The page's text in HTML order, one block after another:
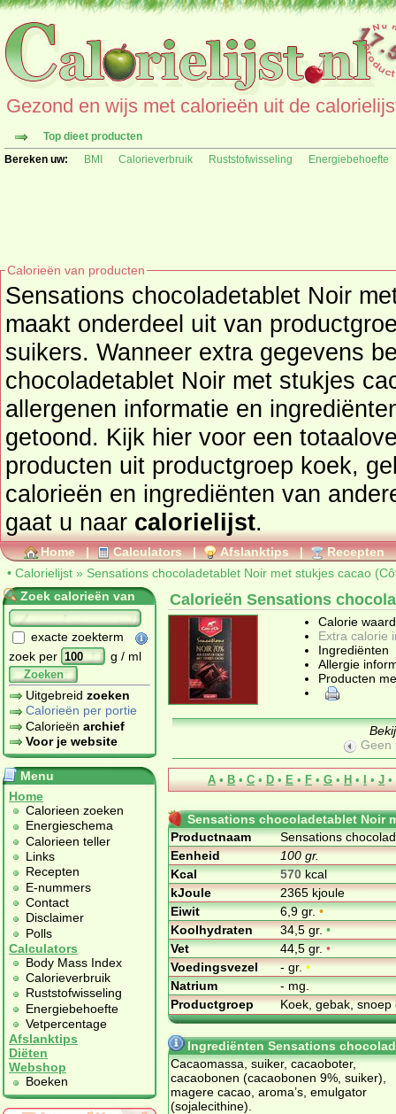
Gezond en wijs met calorieën uit de
Top dieet producten
Bereken uw:
BMI Calorieverbruik Ruststofwisseling Energiebehoefte
Calorieën van producten
Sensations chocoladetablet Noir
maakt onderdeel uit van
suikers. Wanneer extra gegevens bekend zijn van
chocoladetablet Noir met stukjes
allergenen informatie en ingrediënten
getoond. Kijk hier voor een
producten uit productgroep koek,
calorieën en ingrediënten van
gaat u naar calorielijst.
Home | Calculators | Afslanktips | Recepten
• Calorielijst » Sensations chocoladetablet Noir met stukjes cacao
Zoek calorieën van
exacte zoekterm
zoek per
g / ml
Zoeken
Uitgebreid zoeken
Calorieën per portie
Calorieën archief
Voor je website
Menu
Home
Calorieen zoeken
Energieschema
Calorieen teller
Links
Recepten
E-nummers
Contact
Disclaimer
Polls
Calculators
Body Mass Index
Calorieverbruik
Ruststofwisseling
Energiebehoefte
Vetpercentage
Afslanktips
Diëten
Webshop
Boeken
Calorieën Sensations
Calorie
Extra calorie
Ingrediënten
Allergie
Producten
Geen
A • B • C • D • E • F • G • H • I • J •
Sensations chocoladetablet Noir
Productnaam
Sensations
Eenheid
100 gr.
Kcal
570kcal
kJoule
2365 kjoule
Eiwit
6,9 gr.•
Koolhydraten
34,5 gr.•
Vet
44,5 gr.•
Voedingsvezel
- gr.•
Natrium
- mg.
Productgroep
Koek, gebak,
Ingrediënten Sensations
Cacaomassa, suiker, cacaoboter,
cacaobonen (cacaobonen 9%, suiker),
magere cacao, aroma’s, emulgator
(sojalecithine).